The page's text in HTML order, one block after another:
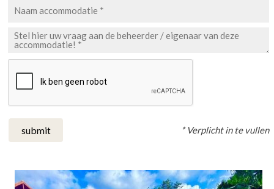
submit * Verplicht in te vullen